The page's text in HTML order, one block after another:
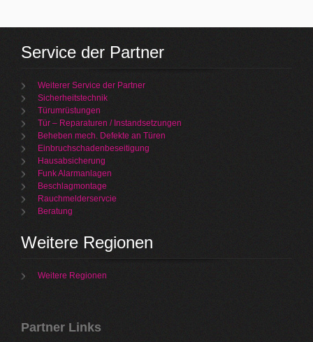
Service der Partner
Weiterer Service der Partner
Sicherheitstechnik
Türumrüstungen
Tür – Reparaturen / Instandsetzungen
Beheben mech. Defekte an Türen
Einbruchschadenbeseitigung
Hausabsicherung
Funk Alarmanlagen
Beschlagmontage
Rauchmelderservcie
Beratung
Weitere Regionen
Weitere Regionen
Partner Links